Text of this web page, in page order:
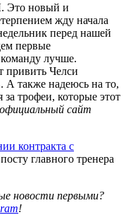
Это новый и
жду начала
перед нашей
первые
лучше.
привить Челси
А также надеюсь на то,
трофеи, которые этот
официальный сайт
контракта с
главного тренера
новости первыми?
!